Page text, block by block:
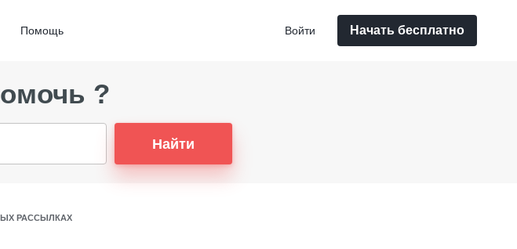
Помощь Начать бесплатно
Войти
?
Найти
РАССЫЛКАХ